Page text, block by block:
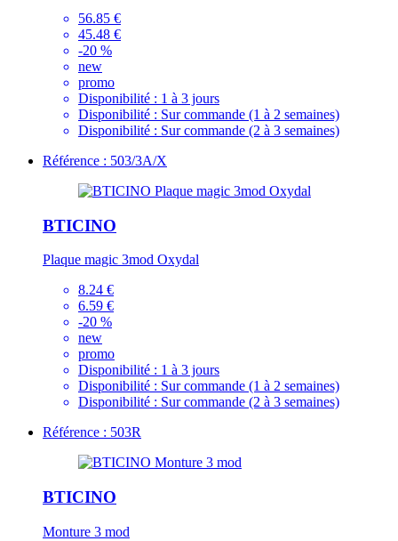
56.85 €
45.48 €
-20 %
new
promo
Disponibilité : 1 à 3 jours
Disponibilité : Sur commande (1 à 2 semaines)
Disponibilité : Sur commande (2 à 3 semaines)
Référence : 503/3A/X
BTICINO
Plaque magic 3mod Oxydal
8.24 €
6.59 €
-20 %
new
promo
Disponibilité : 1 à 3 jours
Disponibilité : Sur commande (1 à 2 semaines)
Disponibilité : Sur commande (2 à 3 semaines)
Référence : 503R
BTICINO
Monture 3 mod